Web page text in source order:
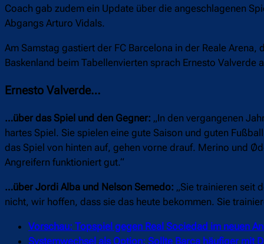
Coach gab zudem ein Update über die angeschlagenen
Abgangs Arturo Vidals.
Am Samstag gastiert der FC Barcelona in der Reale
Baskenland beim Tabellenvierten sprach Ernesto Valverde
Ernesto Valverde…
…über das Spiel und den Gegner: „In den vergangenen
hartes Spiel. Sie spielen eine gute Saison und guten
das Spiel von hinten auf, gehen vorne drauf. Merino und
Angreifern funktioniert gut.“
…über Jordi Alba und Nelson Semedo: „Sie trainieren seit
nicht, wir hoffen, dass sie das heute bekommen. Sie
Vorschau: Topspiel gegen Real Sociedad im neuen
Systemwechsel als Option: Sollte Barça häufiger mit